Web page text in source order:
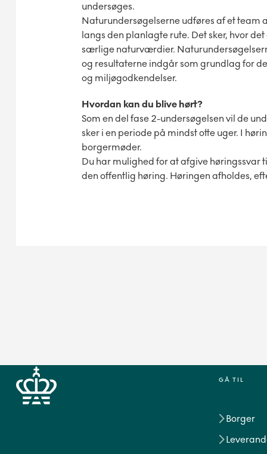
undersøges.
Naturundersøgelserne udføres af et team
langs den planlagte rute. Det sker, hvor
særlige naturværdier.
og resultaterne indgår som grundlag for
og miljøgodkendelser.
Hvordan kan du blive hørt?
Som en del fase 2-undersøgelsen vil de
sker i en periode på mindst otte uger. I
borgermøder.
Du har mulighed for at afgive høringssvar
den offentlig høring. Høringen afholdes,
GÅ TIL
Borger